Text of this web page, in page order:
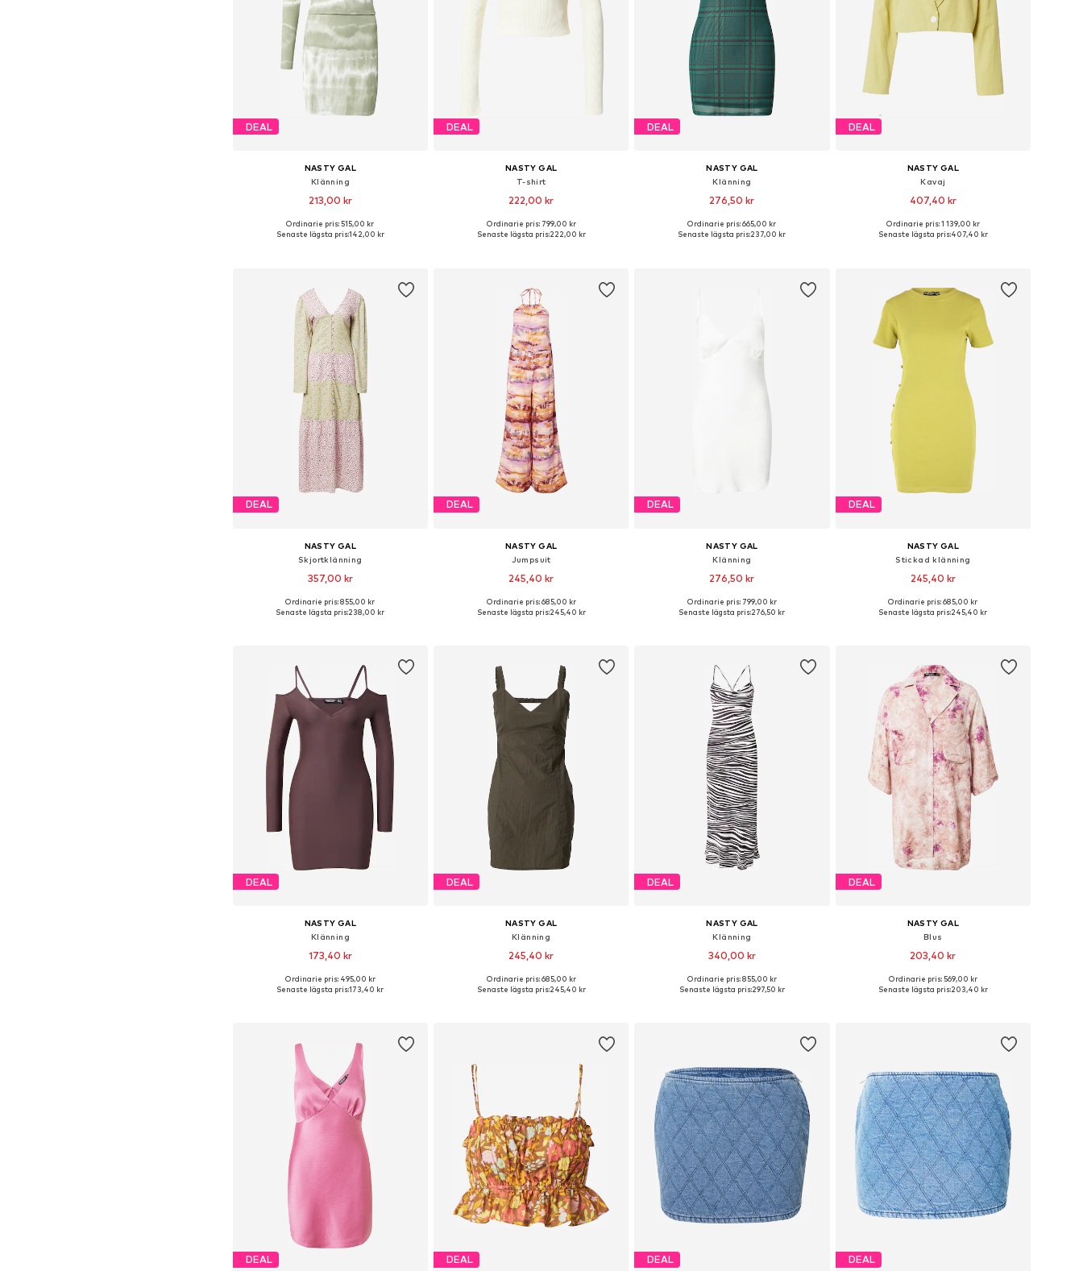
DEAL
NASTY GAL
Klänning
213,00 kr
Ordinarie pris: 515,00 kr
Senaste lägsta pris:142,00 kr
DEAL
NASTY GAL
T-shirt
222,00 kr
Tillgängliga storlekar: XXS, XS, M, L, XL
Ordinarie pris: 799,00 kr
Senaste lägsta pris:222,00 kr
DEAL
NASTY GAL
Klänning
276,50 kr
Tillgängliga storlekar: 32, 36, 38, 40, 42
Ordinarie pris: 665,00 kr
Senaste lägsta pris:237,00 kr
DEAL
NASTY GAL
Kavaj
407,40 kr
Ordinarie pris: 1 139,00 kr
Senaste lägsta pris:407,40 kr
DEAL
NASTY GAL
Skjortklänning
357,00 kr
Tillgängliga storlekar: 32, 34, 36, 38, 40
Ordinarie pris: 855,00 kr
Senaste lägsta pris:238,00 kr
DEAL
NASTY GAL
Jumpsuit
245,40 kr
Tillgängliga storlekar: S, M, L, XL, XXL
Ordinarie pris: 685,00 kr
Senaste lägsta pris:245,40 kr
DEAL
NASTY GAL
Klänning
276,50 kr
Tillgängliga storlekar: 34, 36, 38, 40
Ordinarie pris: 799,00 kr
Senaste lägsta pris:276,50 kr
DEAL
NASTY GAL
Stickad klänning
245,40 kr
Tillgängliga storlekar: XXS, XS, M, L, XL
Ordinarie pris: 685,00 kr
Senaste lägsta pris:245,40 kr
DEAL
NASTY GAL
Klänning
173,40 kr
Tillgängliga storlekar: 32, 34, 36, 38, 40
Ordinarie pris: 495,00 kr
Senaste lägsta pris:173,40 kr
DEAL
NASTY GAL
Klänning
245,40 kr
Tillgängliga storlekar: 32, 34, 36, 38, 40
Ordinarie pris: 685,00 kr
Senaste lägsta pris:245,40 kr
DEAL
NASTY GAL
Klänning
340,00 kr
Tillgängliga storlekar: 32, 34, 36, 38, 40
Ordinarie pris: 855,00 kr
Senaste lägsta pris:297,50 kr
DEAL
NASTY GAL
Blus
203,40 kr
Tillgängliga storlekar: XS, S, M, L
Ordinarie pris: 569,00 kr
Senaste lägsta pris:203,40 kr
DEAL DEAL DEAL DEAL